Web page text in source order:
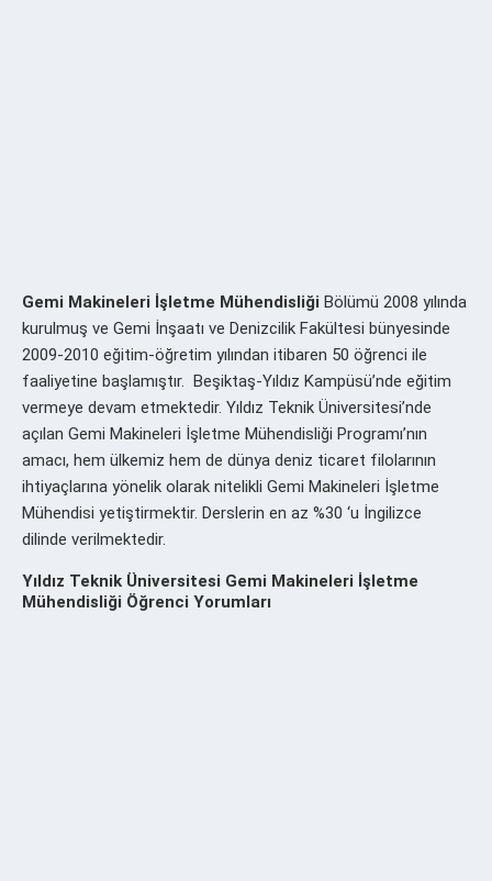
Gemi Makineleri İşletme Mühendisliği Bölümü 2008 yılında
kurulmuş ve Gemi İnşaatı ve Denizcilik Fakültesi bünyesinde
2009-2010 eğitim-öğretim yılından itibaren 50 öğrenci ile
faaliyetine başlamıştır. Beşiktaş-Yıldız Kampüsü’nde eğitim
vermeye devam etmektedir. Yıldız Teknik Üniversitesi’nde
açılan Gemi Makineleri İşletme Mühendisliği Programı’nın
amacı, hem ülkemiz hem de dünya deniz ticaret filolarının
ihtiyaçlarına yönelik olarak nitelikli Gemi Makineleri İşletme
Mühendisi yetiştirmektir. Derslerin en az %30 ‘u İngilizce
dilinde verilmektedir.
Yıldız Teknik Üniversitesi Gemi Makineleri İşletme
Mühendisliği Öğrenci Yorumları